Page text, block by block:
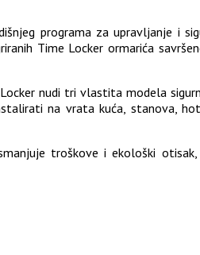
programa za upravljanje i
Time Locker ormarića
nudi tri vlastita modela
na vrata kuća, stanova,
troškove i ekološki